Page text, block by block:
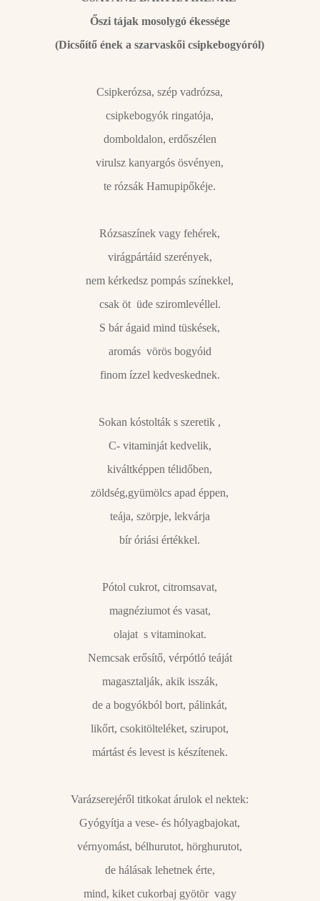
Őszi tájak mosolygó ékessége
(Dicsőítő ének a szarvaskői csipkebogyóról)
Csipkerózsa, szép vadrózsa,
csipkebogyók ringatója,
domboldalon, erdőszélen
virulsz kanyargós ösvényen,
te rózsák Hamupipőkéje.
Rózsaszínek vagy fehérek,
virágpártáid szerények,
nem kérkedsz pompás színekkel,
csak öt üde sziromlevéllel.
S bár ágaid mind tüskések,
aromás vörös bogyóid
finom ízzel kedveskednek.
Sokan kóstolták s szeretik ,
C- vitaminját kedvelik,
kiváltképpen télidőben,
zöldség,gyümölcs apad éppen,
teája, szörpje, lekvárja
bír óriási értékkel.
Pótol cukrot, citromsavat,
magnéziumot és vasat,
olajat s vitaminokat.
Nemcsak erősítő, vérpótló teáját
magasztalják, akik isszák,
de a bogyókból bort, pálinkát,
likőrt, csokitölteléket, szirupot,
mártást és levest is készítenek.
Varázserejéről titkokat árulok el nektek:
Gyógyítja a vese- és hólyagbajokat,
vérnyomást, bélhurutot, hörghurutot,
de hálásak lehetnek érte,
mind, kiket cukorbaj gyötör vagy